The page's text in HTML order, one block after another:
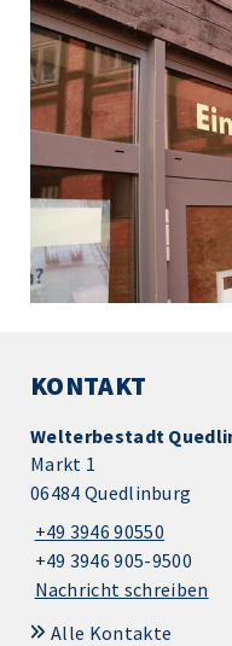
KONTAKT
Welterbestadt
Markt 1
06484 Quedlinburg
+49 3946 90550
+49 3946 905-9500
Nachricht schreiben
Alle Kontakte